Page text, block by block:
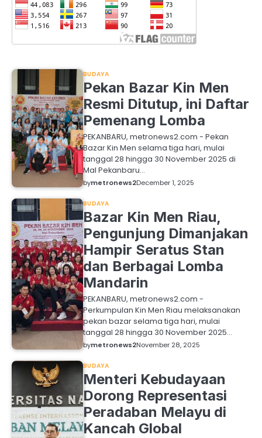
BUDAYA
Pekan Bazar Kin Men
Resmi Ditutup, ini Daftar
Pemenang Lomba
PEKANBARU, metronews2.com - Pekan
Bazar Kin Men selama tiga hari, mulai
tanggal 28 hingga 30 November 2025 di
Mal Pekanbaru…
bymetronews2December 1, 2025
BUDAYA
Bazar Kin Men Riau,
Pengunjung Dimanjakan
Hampir Seratus Stan
dan Berbagai Lomba
Mandarin
PEKANBARU, metronews2.com -
Perkumpulan Kin Men Riau melaksanakan
pekan bazar selama tiga hari, mulai
tanggal 28 hingga 30 November 2025…
bymetronews2November 28, 2025
BUDAYA
Menteri Kebudayaan
Dorong Representasi
Peradaban Melayu di
Kancah Global